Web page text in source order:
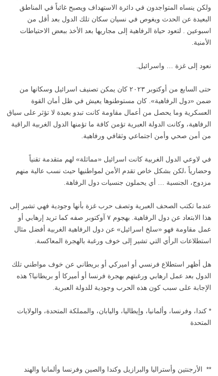
ولكن ينساه المتواجدون في دائرة الاستهداف ويصبح غائباً في المناطق
البعيدة عن الحدث ويغوص في نسيان سكان تلك الدول بعد أقل من
اسبوعين . لتعود حياة الرفاهية إلى مجاريها بعد الأخذ ببعض الاحتياطات
الأمنية.
نعود إلى غزة … واسرائيل.
حتى السابع من أوكتوبر ٢٠٢٣ كان يمكن تصنيف اسرائيل وسكانها من
ضمن «دول الرفاهية». كان مستوطنوها يعيش في ظل أمان القوة
العسكرية وما يحصل من أعمال مقاومة كانت تبدو بعيدة لا تؤثر على سياق
الرفاهية، وكانت الدولة العبرية تؤمن كافة ما تؤمنها الدول الغربية الراقية
من أمن صحي وأمن اجتماعي وثقافي ورفاهية.
في لاوعي الدول الغربية كانت اسرائيل «مماثلة» لهم متقدمة تقنياً
وحضارياً ،لكن بشكل خاص تقدم الأمن لمواطنيها حيث نسب عالية منهم
مزدوج، الجنسية … أي يحملون جنسيات دول الرفاهة.
عندما تكتب الصحف العبرية وتصف حرب غزة بأنها وجودية فهي تشير إلى
هذا الابتعاد عن دول الرفاهية. بهجوم ٧ آوكتوبر صفه كما تريد إرهابي أو
عمل مقاومة فهو «سلخ اسرائيل» عن دول الرفاهية الغربية أفضل مثال
استطلاعات الرأي التي تشير إلى خوف ورغبة بالهجرة المعاكسة.
هل أظهر استطلاع فرنسي أو اميركي أو بريطاني عن خوف مواطني تلك
الدول بعد عمل ارهابي ورغبتهم بهجرة فرنسا أو أميركا أو بريطانيا؟ هذه
الإجابة على سبب كون هذه الحرب وجودية للدولة العبرية.
* كندا، وفرنسا، وألمانيا، وإيطاليا، واليابان، والمملكة المتحدة، والولايات
المتحدة
** الأرجنتين وأستراليا والبرازيل وكندا والصين وفرنسا وألمانيا والهند